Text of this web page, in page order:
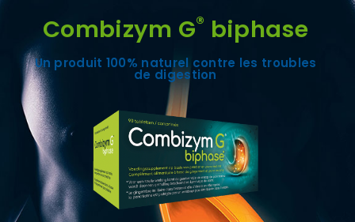
Combizym G® biphase
Un produit 100% naturel contre les troubles
de digestion